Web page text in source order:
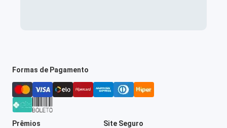
Formas de Pagamento
Prêmios Site Seguro